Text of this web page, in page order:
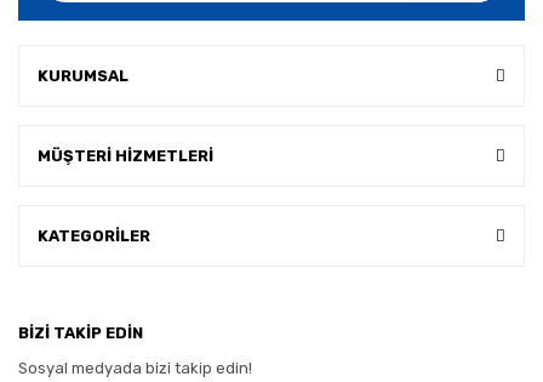
KURUMSAL
MÜŞTERİ HİZMETLERİ
KATEGORİLER
BİZİ TAKİP EDİN
Sosyal medyada bizi takip edin!